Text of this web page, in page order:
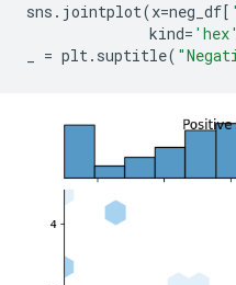
sns . jointplot(x=neg_df[
kind= 'hex'
= plt. suptitle(